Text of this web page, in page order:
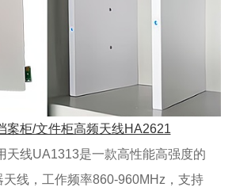
案柜/文件柜高频天线HA2621
天线UA1313是一款高性能高强度的
线，工作频率860-960MHz，支持